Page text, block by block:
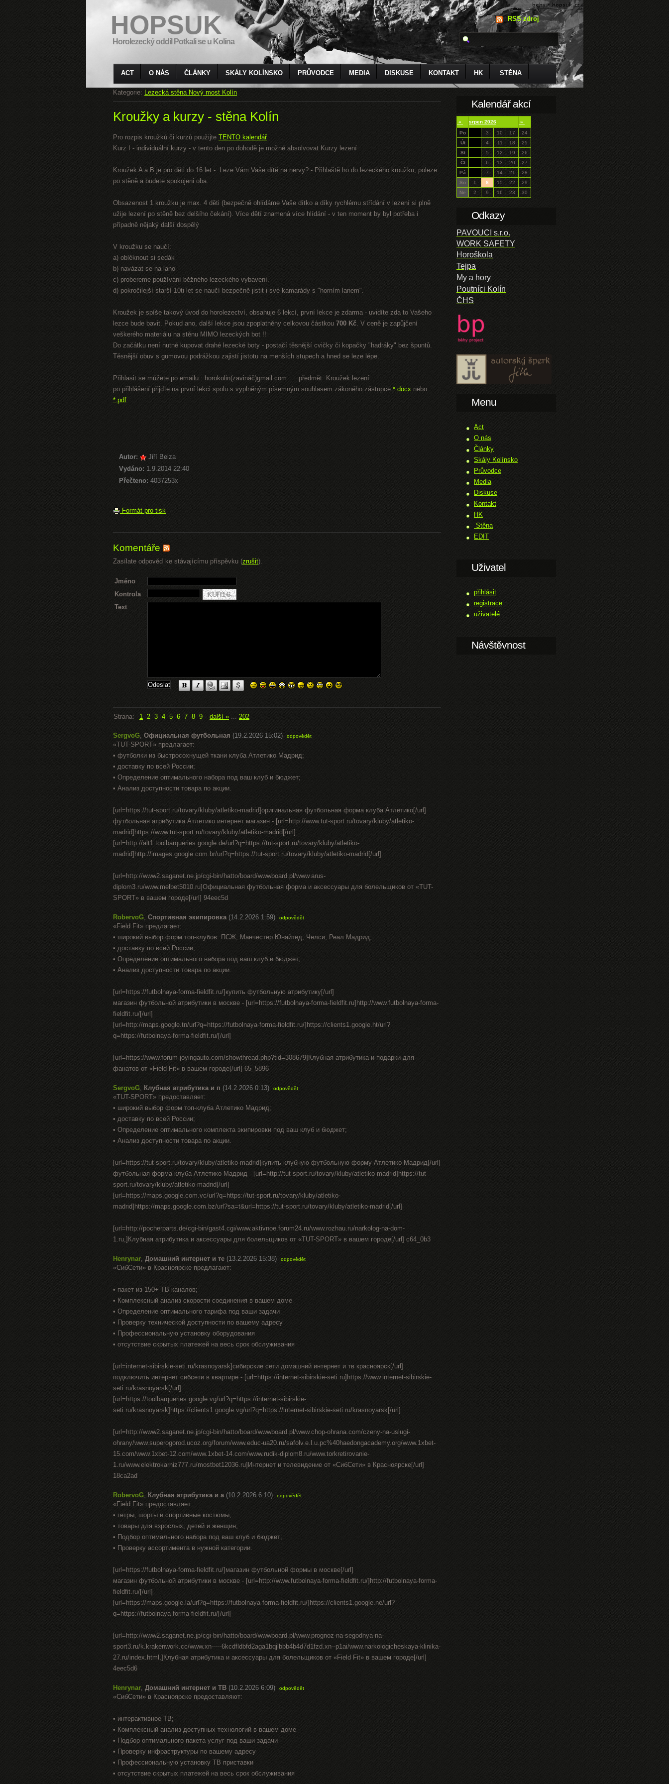
HOPSUK
Horolezecký oddíl Potkali se u Kolína
RSS zdroj
ACT O NÁS ČLÁNKY SKÁLY KOLÍNSKO PRŮVODCE MEDIA DISKUSE KONTAKT HK STĚNA
Kategorie: Lezecká stěna Nový most Kolín
Kroužky a kurzy - stěna Kolín
Pro rozpis kroužků či kurzů použijte TENTO kalendář
Kurz I - individuální kurzy - v tento den po dohodě je možné absolvovat Kurzy lezení
Kroužek A a B je pro děti do 16 let - Leze Vám Vaše dítě na nervy? - Přihlaště ho do lezeckého kroužku, poleze
po stěně a budete spokojeni oba.
Obsazenost 1 kroužku je max. 4 děti (bezpečně ohlídáme Vaše dítko a díky rychlému střídání v lezení si plně
užije lezení po stěně bez delšího čekání). Více dětí znamená více hlídání - v ten moment by byl potřeba i
případně nějaký další dospělý
V kroužku se naučí:
a) obléknout si sedák
b) navázat se na lano
c) probereme používání běžného lezeckého vybavení.
d) pokročilejší starší 10ti let se naučí bezpečně jistit i své kamarády s "horním lanem".
Kroužek je spíše takový úvod do horolezectví, obsahuje 6 lekcí, první lekce je zdarma - uvidíte zda to Vašeho
lezce bude bavit. Pokud ano, další lekce jsou zpoplatněny celkovou částkou 700 Kč. V ceně je zapůjčení
veškerého materiálu na stěnu MIMO lezeckých bot !!
Do začátku není nutné kupovat drahé lezecké boty - postačí těsnější cvičky či kopačky "hadráky" bez špuntů.
Těsnější obuv s gumovou podrážkou zajistí jistotu na menších stupech a hned se leze lépe.
Přihlasit se můžete po emailu : horokolin(zavináč)gmail.com předmět: Kroužek lezení
po přihlášení přijďte na první lekci spolu s vyplněným písemným souhlasem zákoného zástupce *.docx nebo
*.pdf
Autor:
Jiří Belza
Vydáno: 1.9.2014 22:40
Přečteno: 4037253x
Formát pro tisk
Komentáře
Zasílate odpověď ke stávajícímu příspěvku (zrušit).
Jméno
Kontrola
Text
Strana: 1 2 3 4 5 6 7 8 9 další » ... 202
SergvoG, Официальная футбольная (19.2.2026 15:02) odpovědět
«TUT-SPORT» предлагает:
• футболки из быстросохнущей ткани клуба Атлетико Мадрид;
• доставку по всей России;
• Определение оптимального набора под ваш клуб и бюджет;
• Анализ доступности товара по акции.
[url=https://tut-sport.ru/tovary/kluby/atletiko-madrid]оригинальная футбольная форма клуба Атлетико[/url]
футбольная атрибутика Атлетико интернет магазин - [url=http://www.tut-sport.ru/tovary/kluby/atletiko-
madrid]https://www.tut-sport.ru/tovary/kluby/atletiko-madrid[/url]
[url=http://alt1.toolbarqueries.google.de/url?q=https://tut-sport.ru/tovary/kluby/atletiko-
madrid]http://images.google.com.br/url?q=https://tut-sport.ru/tovary/kluby/atletiko-madrid[/url]
[url=http://www2.saganet.ne.jp/cgi-bin/hatto/board/wwwboard.pl/www.arus-
diplom3.ru/www.melbet5010.ru]Официальная футбольная форма и аксессуары для болельщиков от «TUT-
SPORT» в вашем городе[/url] 94eec5d
RobervoG, Спортивная экипировка (14.2.2026 1:59) odpovědět
«Field Fit» предлагает:
• широкий выбор форм топ-клубов: ПСЖ, Манчестер Юнайтед, Челси, Реал Мадрид;
• доставку по всей России;
• Определение оптимального набора под ваш клуб и бюджет;
• Анализ доступности товара по акции.
[url=https://futbolnaya-forma-fieldfit.ru/]купить футбольную атрибутику[/url]
магазин футбольной атрибутики в москве - [url=https://futbolnaya-forma-fieldfit.ru]http://www.futbolnaya-forma-
fieldfit.ru/[/url]
[url=http://maps.google.tn/url?q=https://futbolnaya-forma-fieldfit.ru/]https://clients1.google.ht/url?
q=https://futbolnaya-forma-fieldfit.ru/[/url]
[url=https://www.forum-joyingauto.com/showthread.php?tid=308679]Клубная атрибутика и подарки для
фанатов от «Field Fit» в вашем городе[/url] 65_5896
SergvoG, Клубная атрибутика и п (14.2.2026 0:13) odpovědět
«TUT-SPORT» предоставляет:
• широкий выбор форм топ-клуба Атлетико Мадрид;
• доставку по всей России;
• Определение оптимального комплекта экипировки под ваш клуб и бюджет;
• Анализ доступности товара по акции.
[url=https://tut-sport.ru/tovary/kluby/atletiko-madrid]купить клубную футбольную форму Атлетико Мадрид[/url]
футбольная форма клуба Атлетико Мадрид - [url=http://tut-sport.ru/tovary/kluby/atletiko-madrid]https://tut-
sport.ru/tovary/kluby/atletiko-madrid[/url]
[url=https://maps.google.com.vc/url?q=https://tut-sport.ru/tovary/kluby/atletiko-
madrid]https://maps.google.com.bz/url?sa=t&url=https://tut-sport.ru/tovary/kluby/atletiko-madrid[/url]
[url=http://pocherparts.de/cgi-bin/gast4.cgi/www.aktivnoe.forum24.ru/www.rozhau.ru/narkolog-na-dom-
1.ru,]Клубная атрибутика и аксессуары для болельщиков от «TUT-SPORT» в вашем городе[/url] c64_0b3
Henrynar, Домашний интернет и те (13.2.2026 15:38) odpovědět
«СибСети» в Красноярске предлагают:
• пакет из 150+ ТВ каналов;
• Комплексный анализ скорости соединения в вашем доме
• Определение оптимального тарифа под ваши задачи
• Проверку технической доступности по вашему адресу
• Профессиональную установку оборудования
• отсутствие скрытых платежей на весь срок обслуживания
[url=internet-sibirskie-seti.ru/krasnoyarsk]сибирские сети домашний интернет и тв красноярск[/url]
подключить интернет сибсети в квартире - [url=https://internet-sibirskie-seti.ru]https://www.internet-sibirskie-
seti.ru/krasnoyarsk[/url]
[url=https://toolbarqueries.google.vg/url?q=https://internet-sibirskie-
seti.ru/krasnoyarsk]https://clients1.google.vg/url?q=https://internet-sibirskie-seti.ru/krasnoyarsk[/url]
[url=http://www2.saganet.ne.jp/cgi-bin/hatto/board/wwwboard.pl/www.chop-ohrana.com/czeny-na-uslugi-
ohrany/www.superogorod.ucoz.org/forum/www.educ-ua20.ru/safolv.e.l.u.pc%40haedongacademy.org/www.1xbet-
15.com/www.1xbet-12.com/www.1xbet-14.com/www.rudik-diplom8.ru/www.torkretirovanie-
1.ru/www.elektrokarniz777.ru/mostbet12036.ru]Интернет и телевидение от «СибСети» в Красноярске[/url]
18ca2ad
RobervoG,Клубная атрибутика и а (10.2.2026 6:10) odpovědět
«Field Fit» предоставляет:
• гетры, шорты и спортивные костюмы;
• товары для взрослых, детей и женщин;
• Подбор оптимального набора под ваш клуб и бюджет;
• Проверку ассортимента в нужной категории.
[url=https://futbolnaya-forma-fieldfit.ru/]магазин футбольной формы в москве[/url]
магазин футбольной атрибутики в москве - [url=http://www.futbolnaya-forma-fieldfit.ru/]http://futbolnaya-forma-
fieldfit.ru/[/url]
[url=https://maps.google.la/url?q=https://futbolnaya-forma-fieldfit.ru/]https://clients1.google.ne/url?
q=https://futbolnaya-forma-fieldfit.ru/[/url]
[url=http://www2.saganet.ne.jp/cgi-bin/hatto/board/wwwboard.pl/www.prognoz-na-segodnya-na-
sport3.ru/k.krakenwork.cc/www.xn-----6kcdfldbfd2aga1bqjlbbb4b4d7d1fzd.xn--p1ai/www.narkologicheskaya-klinika-
27.ru/index.html,]Клубная атрибутика и аксессуары для болельщиков от «Field Fit» в вашем городе[/url]
4eec5d6
Henrynar, Домашний интернет и ТВ (10.2.2026 6:09) odpovědět
«СибСети» в Красноярске предоставляют:
• интерактивное ТВ;
• Комплексный анализ доступных технологий в вашем доме
• Подбор оптимального пакета услуг под ваши задачи
• Проверку инфраструктуры по вашему адресу
• Профессиональную установку ТВ приставки
• отсутствие скрытых платежей на весь срок обслуживания
Kalendář akcí
« srpen 2026
»
Po
3 10 17
24
Út
4 11 18
25
St
5 12 19
26
Čt
6 13 20
27
Pá
7 14 21
28
So
1 8 15 22
29
Ne
2 9 16 23 30
Odkazy
PAVOUCI s.r.o.
WORK SAFETY
Horoškola
Tejpa
My a hory
Poutníci Kolín
ČHS
Menu
Act
O nás
Články
Skály Kolínsko
Průvodce
Media
Diskuse
Kontakt
HK
Stěna
EDIT
Uživatel
přihlásit
registrace
uživatelé
Návštěvnost